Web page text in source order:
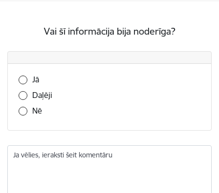
Vai šī informācija bija noderīga?
Vai šī informācija bija noderīga?
Jā
Daļēji
Nē
Ja vēlies, ieraksti šeit komentāru